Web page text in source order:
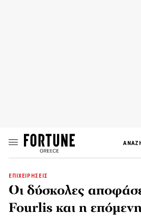
ΕΠΙΧΕΙΡΗΣΕΙΣ
Οι δύσκολες
Fourlis και η